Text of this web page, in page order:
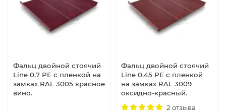
Фальц двойной стоячий
Line 0,7 PE с пленкой на
замках RAL 3005 красное
вино.
Фальц двойной стоячий
Line 0,45 PE с пленкой
на замках RAL 3009
оксидно-красный.
2 отзыва